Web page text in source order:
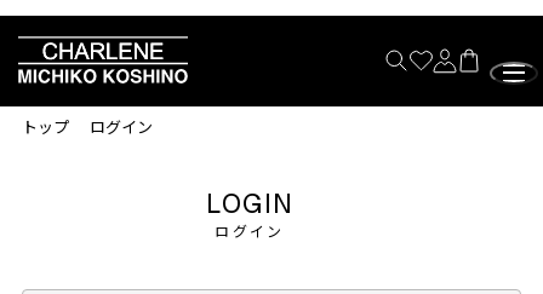
トップ ログイン
ログイン
LOGIN